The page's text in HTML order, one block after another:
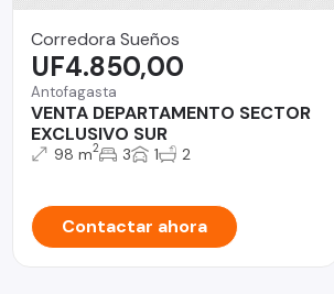
Corredora Sueños
Antofagasta
VENTA DEPARTAMENTO SECTOR
EXCLUSIVO SUR
UF4.850,00
98 m2 3 1 2
Contactar ahora